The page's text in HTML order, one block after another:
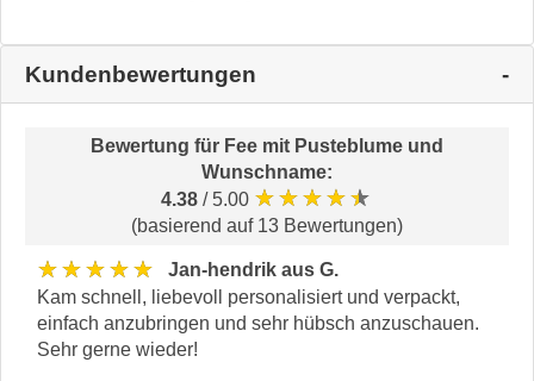
Kundenbewertungen
Bewertung für Fee mit Pusteblume und
Wunschname:
4.38 / 5.00 ★★★★★
(basierend auf 13 Bewertungen)
★★★★★
Jan-hendrik aus G.
Kam schnell, liebevoll personalisiert und verpackt,
einfach anzubringen und sehr hübsch anzuschauen.
Sehr gerne wieder!